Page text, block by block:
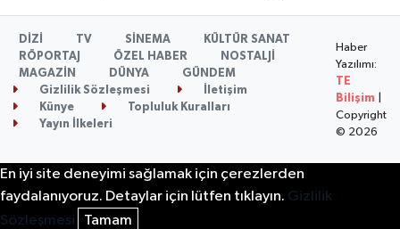
DİZİ TV SİNEMA
KÜLTÜR SANAT
RÖPORTAJ
ÖZEL HABER
NOSTALJİ
MAGAZİN
DÜNYA
GÜNDEM
Gizlilik Sözleşmesi
İletişim
Künye
Topluluk Kuralları
Yayın İlkeleri
Haber
Yazılımı:
TE
Bilişim
Copyright
© 2026
En iyi site deneyimi sağlamak için çerezlerden
faydalanıyoruz. Detaylar için lütfen tıklayın. Gizlilik
Sözleşmesi
Tamam